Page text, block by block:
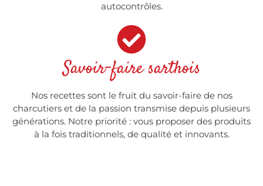
autocontrôles.
Savoir-faire sarthois
Nos recettes sont le fruit du savoir-faire de nos
charcutiers et de la passion transmise depuis plusieurs
générations. Notre priorité : vous proposer des produits
à la fois traditionnels, de qualité et innovants.